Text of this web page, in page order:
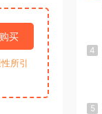
买
所引
4
5